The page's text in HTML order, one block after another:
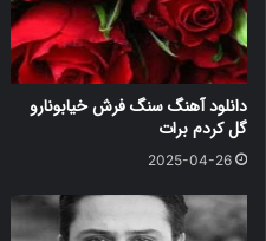
دانلود آهنگ سنگ فرش خیابونارو
گل کردم برات
2025-04-26